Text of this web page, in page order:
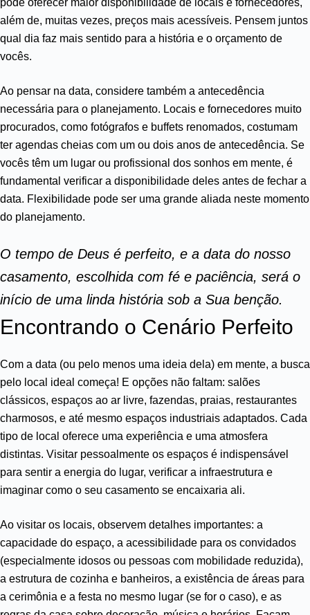
pode oferecer maior disponibilidade de locais e fornecedores,
além de, muitas vezes, preços mais acessíveis. Pensem juntos
qual dia faz mais sentido para a história e o orçamento de
vocês.
Ao pensar na data, considere também a antecedência
necessária para o planejamento. Locais e fornecedores muito
procurados, como fotógrafos e buffets renomados, costumam
ter agendas cheias com um ou dois anos de antecedência. Se
vocês têm um lugar ou profissional dos sonhos em mente, é
fundamental verificar a disponibilidade deles antes de fechar a
data. Flexibilidade pode ser uma grande aliada neste momento
do planejamento.
O tempo de Deus é perfeito, e a data do nosso
casamento, escolhida com fé e paciência, será o
início de uma linda história sob a Sua benção.
Encontrando o Cenário Perfeito
Com a data (ou pelo menos uma ideia dela) em mente, a busca
pelo local ideal começa! E opções não faltam: salões
clássicos, espaços ao ar livre, fazendas, praias, restaurantes
charmosos, e até mesmo espaços industriais adaptados. Cada
tipo de local oferece uma experiência e uma atmosfera
distintas. Visitar pessoalmente os espaços é indispensável
para sentir a energia do lugar, verificar a infraestrutura e
imaginar como o seu casamento se encaixaria ali.
Ao visitar os locais, observem detalhes importantes: a
capacidade do espaço, a acessibilidade para os convidados
(especialmente idosos ou pessoas com mobilidade reduzida),
a estrutura de cozinha e banheiros, a existência de áreas para
a cerimônia e a festa no mesmo lugar (se for o caso), e as